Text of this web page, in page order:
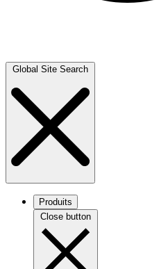
Global Site Search
Produits
Close button